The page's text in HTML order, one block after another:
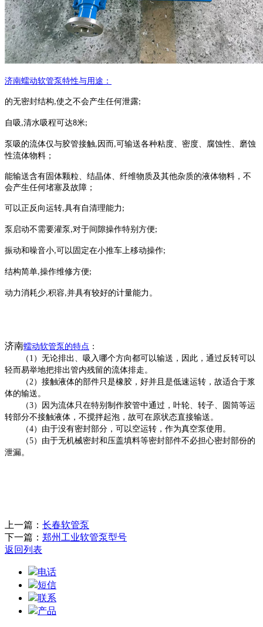
济南蠕动软管泵特性与用途：
的无密封结构,使之不会产生任何泄露;
自吸 ,清水吸程可达8米;
泵吸的流体仅与胶管接触, 因而 ,可输送各种粘度、密度、腐蚀性、磨蚀
性流体物料；
能输送含有固体颗粒、结晶体、纤维物质及其他杂质的液体物料，不
会产生任何堵塞及故障；
可以正反向运转,具有自清理能力 ;
泵启动不需要灌泵 ,对于间隙操作特别方便;
振动和噪音小,可以固定在小推车上移动操作;
结构简单,操作维修方便;
动力消耗少,积容,并具有较好的计量能力。
济南蠕动软管泵 的特点 ：
（ 1）无论排出、吸入哪个方向都可以输送，因此，通过反转可以
轻而易举地把排出管内残留的流体排走。
（2）接触液体的部件只是橡胶，好并且是低速运转，故适合于浆
体的输送。
（3）因为流体只在特别制作胶管中通过，叶轮、转子、圆筒等运
转部分不接触液体，不搅拌起泡，故可在原状态直接输送。
（4）由于没有密封部分，可以空运转，作为真空泵使用。
（5）由于无机械密封和压盖填料等密封部件不必担心密封部份的
泄漏。
上一篇： 长春软管泵
下一篇： 郑州工业软管泵型号
返回列表
电话
短信
联系
产品